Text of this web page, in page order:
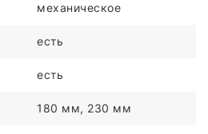
механическое
есть
есть
180 мм, 230 мм